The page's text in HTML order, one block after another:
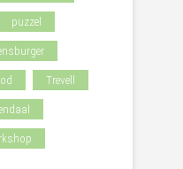
puzzel
Trevell